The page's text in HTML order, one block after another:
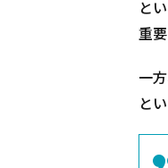
と
重
一
と